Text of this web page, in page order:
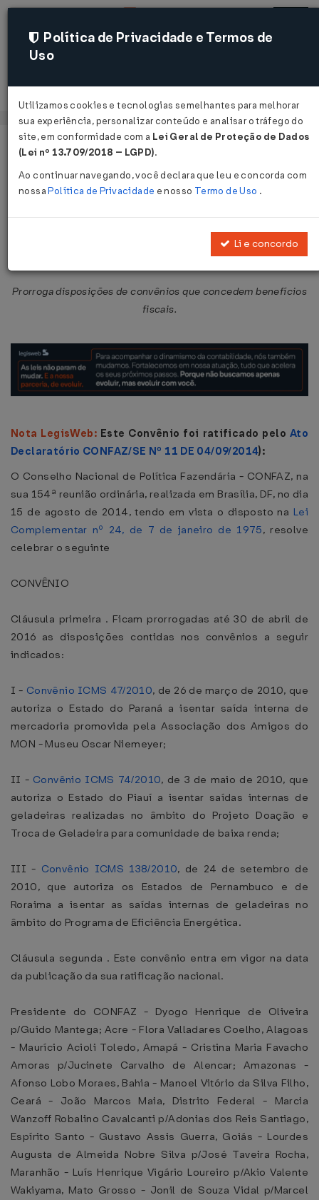
Acessar
Página Inicial Legislações
Convênio ICMS Nº 83 DE
Prorroga disposições de convênios que concedem benefícios
fiscais.
Nota LegisWeb: Este Convênio foi ratificado pelo Ato
Declaratório CONFAZ/SE Nº 11 DE 04/09/2014):
O Conselho Nacional de Política Fazendária - CONFAZ, na
sua 154ª reunião ordinária, realizada em Brasília, DF, no dia
15 de agosto de 2014, tendo em vista o disposto na Lei
Complementar nº 24, de 7 de janeiro de 1975, resolve
celebrar o seguinte
CONVÊNIO
Cláusula primeira . Ficam prorrogadas até 30 de abril de
2016 as disposições contidas nos convênios a seguir
indicados:
I - Convênio ICMS 47/2010, de 26 de março de 2010, que
autoriza o Estado do Paraná a isentar saída interna de
mercadoria promovida pela Associação dos Amigos do
MON - Museu Oscar Niemeyer;
II - Convênio ICMS 74/2010, de 3 de maio de 2010, que
autoriza o Estado do Piauí a isentar saídas internas de
geladeiras realizadas no âmbito do Projeto Doação e
Troca de Geladeira para comunidade de baixa renda;
III - Convênio ICMS 138/2010, de 24 de setembro de
2010, que autoriza os Estados de Pernambuco e de
Roraima a isentar as saídas internas de geladeiras no
âmbito do Programa de Eficiência Energética.
Cláusula segunda . Este convênio entra em vigor na data
da publicação da sua ratificação nacional.
Presidente do CONFAZ - Dyogo Henrique de Oliveira
p/Guido Mantega; Acre - Flora Valladares Coelho, Alagoas
- Maurício Acioli Toledo, Amapá - Cristina Maria Favacho
Amoras p/Jucinete Carvalho de Alencar; Amazonas -
Afonso Lobo Moraes, Bahia - Manoel Vitório da Silva Filho,
Ceará - João Marcos Maia, Distrito Federal - Marcia
Wanzoff Robalino Cavalcanti p/Adonias dos Reis Santiago,
Espírito Santo - Gustavo Assis Guerra, Goiás - Lourdes
Augusta de Almeida Nobre Silva p/José Taveira Rocha,
Maranhão - Luís Henrique Vigário Loureiro p/Akio Valente
Wakiyama, Mato Grosso - Jonil de Souza Vidal p/Marcel
Política de Privacidade e Termos de
Uso
Utilizamos cookies e tecnologias semelhantes para melhorar
sua experiência, personalizar conteúdo e analisar o tráfego do
site, em conformidade com a Lei Geral de Proteção de Dados
(Lei nº 13.709/2018 – LGPD).
Ao continuar navegando, você declara que leu e concorda com
nossaPolítica de Privacidade e nosso Termo de Uso .
Li e concordo